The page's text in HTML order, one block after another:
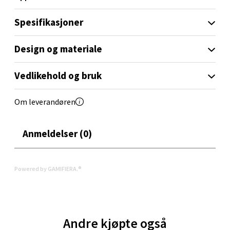
Spesifikasjoner
Design og materiale
Vedlikehold og bruk
Om leverandøren
Anmeldelser (0)
Powered by GAMIFIERA.®
Andre kjøpte også
Aunasenteret, Sunndalsvegen 3, 7340 Oppdal
Åpent i dag 10-19
Thon Senter Orkanger, Orkdalsveien 113, 7300
Åpent i dag 09-20